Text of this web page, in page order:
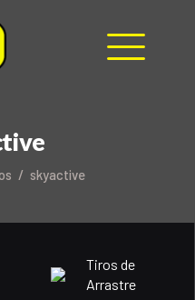
skyactive
Tiros de
Arrastre